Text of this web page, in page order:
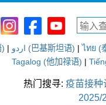
) | اردو (巴基斯坦语) |ไทย (
Tagalog (他加禄语) |
热门搜寻: 疫苗接种
2025/